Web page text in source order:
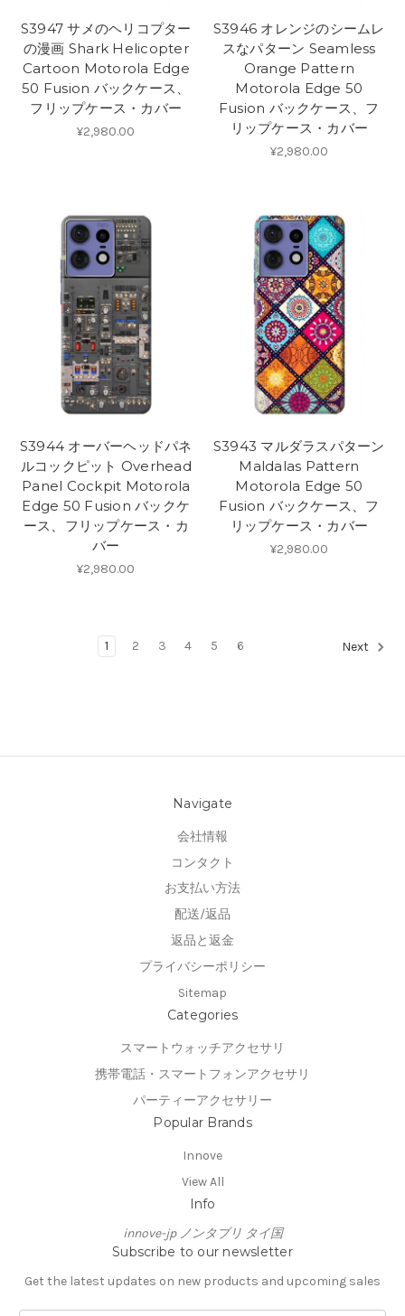
S3947 サメのヘリコプター
の漫画 Shark Helicopter
Cartoon Motorola Edge
50 Fusion バックケース、
フリップケース・カバー
¥2,980.00
S3946 オレンジのシームレ
スなパターン Seamless
Orange Pattern
Motorola Edge 50
Fusion バックケース、フ
リップケース・カバー
¥2,980.00
S3944 オーバーヘッドパネ
ルコックピット Overhead
Panel Cockpit Motorola
Edge 50 Fusion バックケ
ース、フリップケース・カ
バー
¥2,980.00
S3943 マルダラスパターン
Maldalas Pattern
Motorola Edge 50
Fusion バックケース、フ
リップケース・カバー
¥2,980.00
1 2 3 4 5 6 Next
Navigate
会社情報
コンタクト
お支払い方法
配送/返品
返品と返金
プライバシーポリシー
Sitemap
Categories
スマートウォッチアクセサリ
携帯電話・スマートフォンアクセサリ
パーティーアクセサリー
Popular Brands
Innove
View All
Info
innove-jp ノンタブリ タイ国
Subscribe to our newsletter
Get the latest updates on new products and upcoming sales